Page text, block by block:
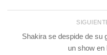
Shakira se despide de su
un show en